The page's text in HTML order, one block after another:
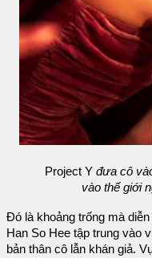
Project Yđưa cô
vào thế giới
Đó là khoảng trống mà
Han So Hee tập trung vào
bản thân cô lẫn khán giả.